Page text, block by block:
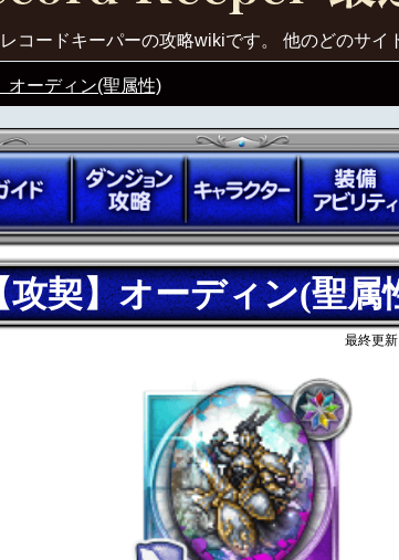
コードキーパーの攻略wikiです。 他のどのサイ
オーディン(聖属性)
攻契】オーディン(聖属
最終更